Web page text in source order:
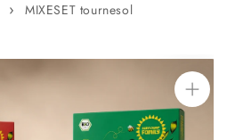
MIXESET tournesol